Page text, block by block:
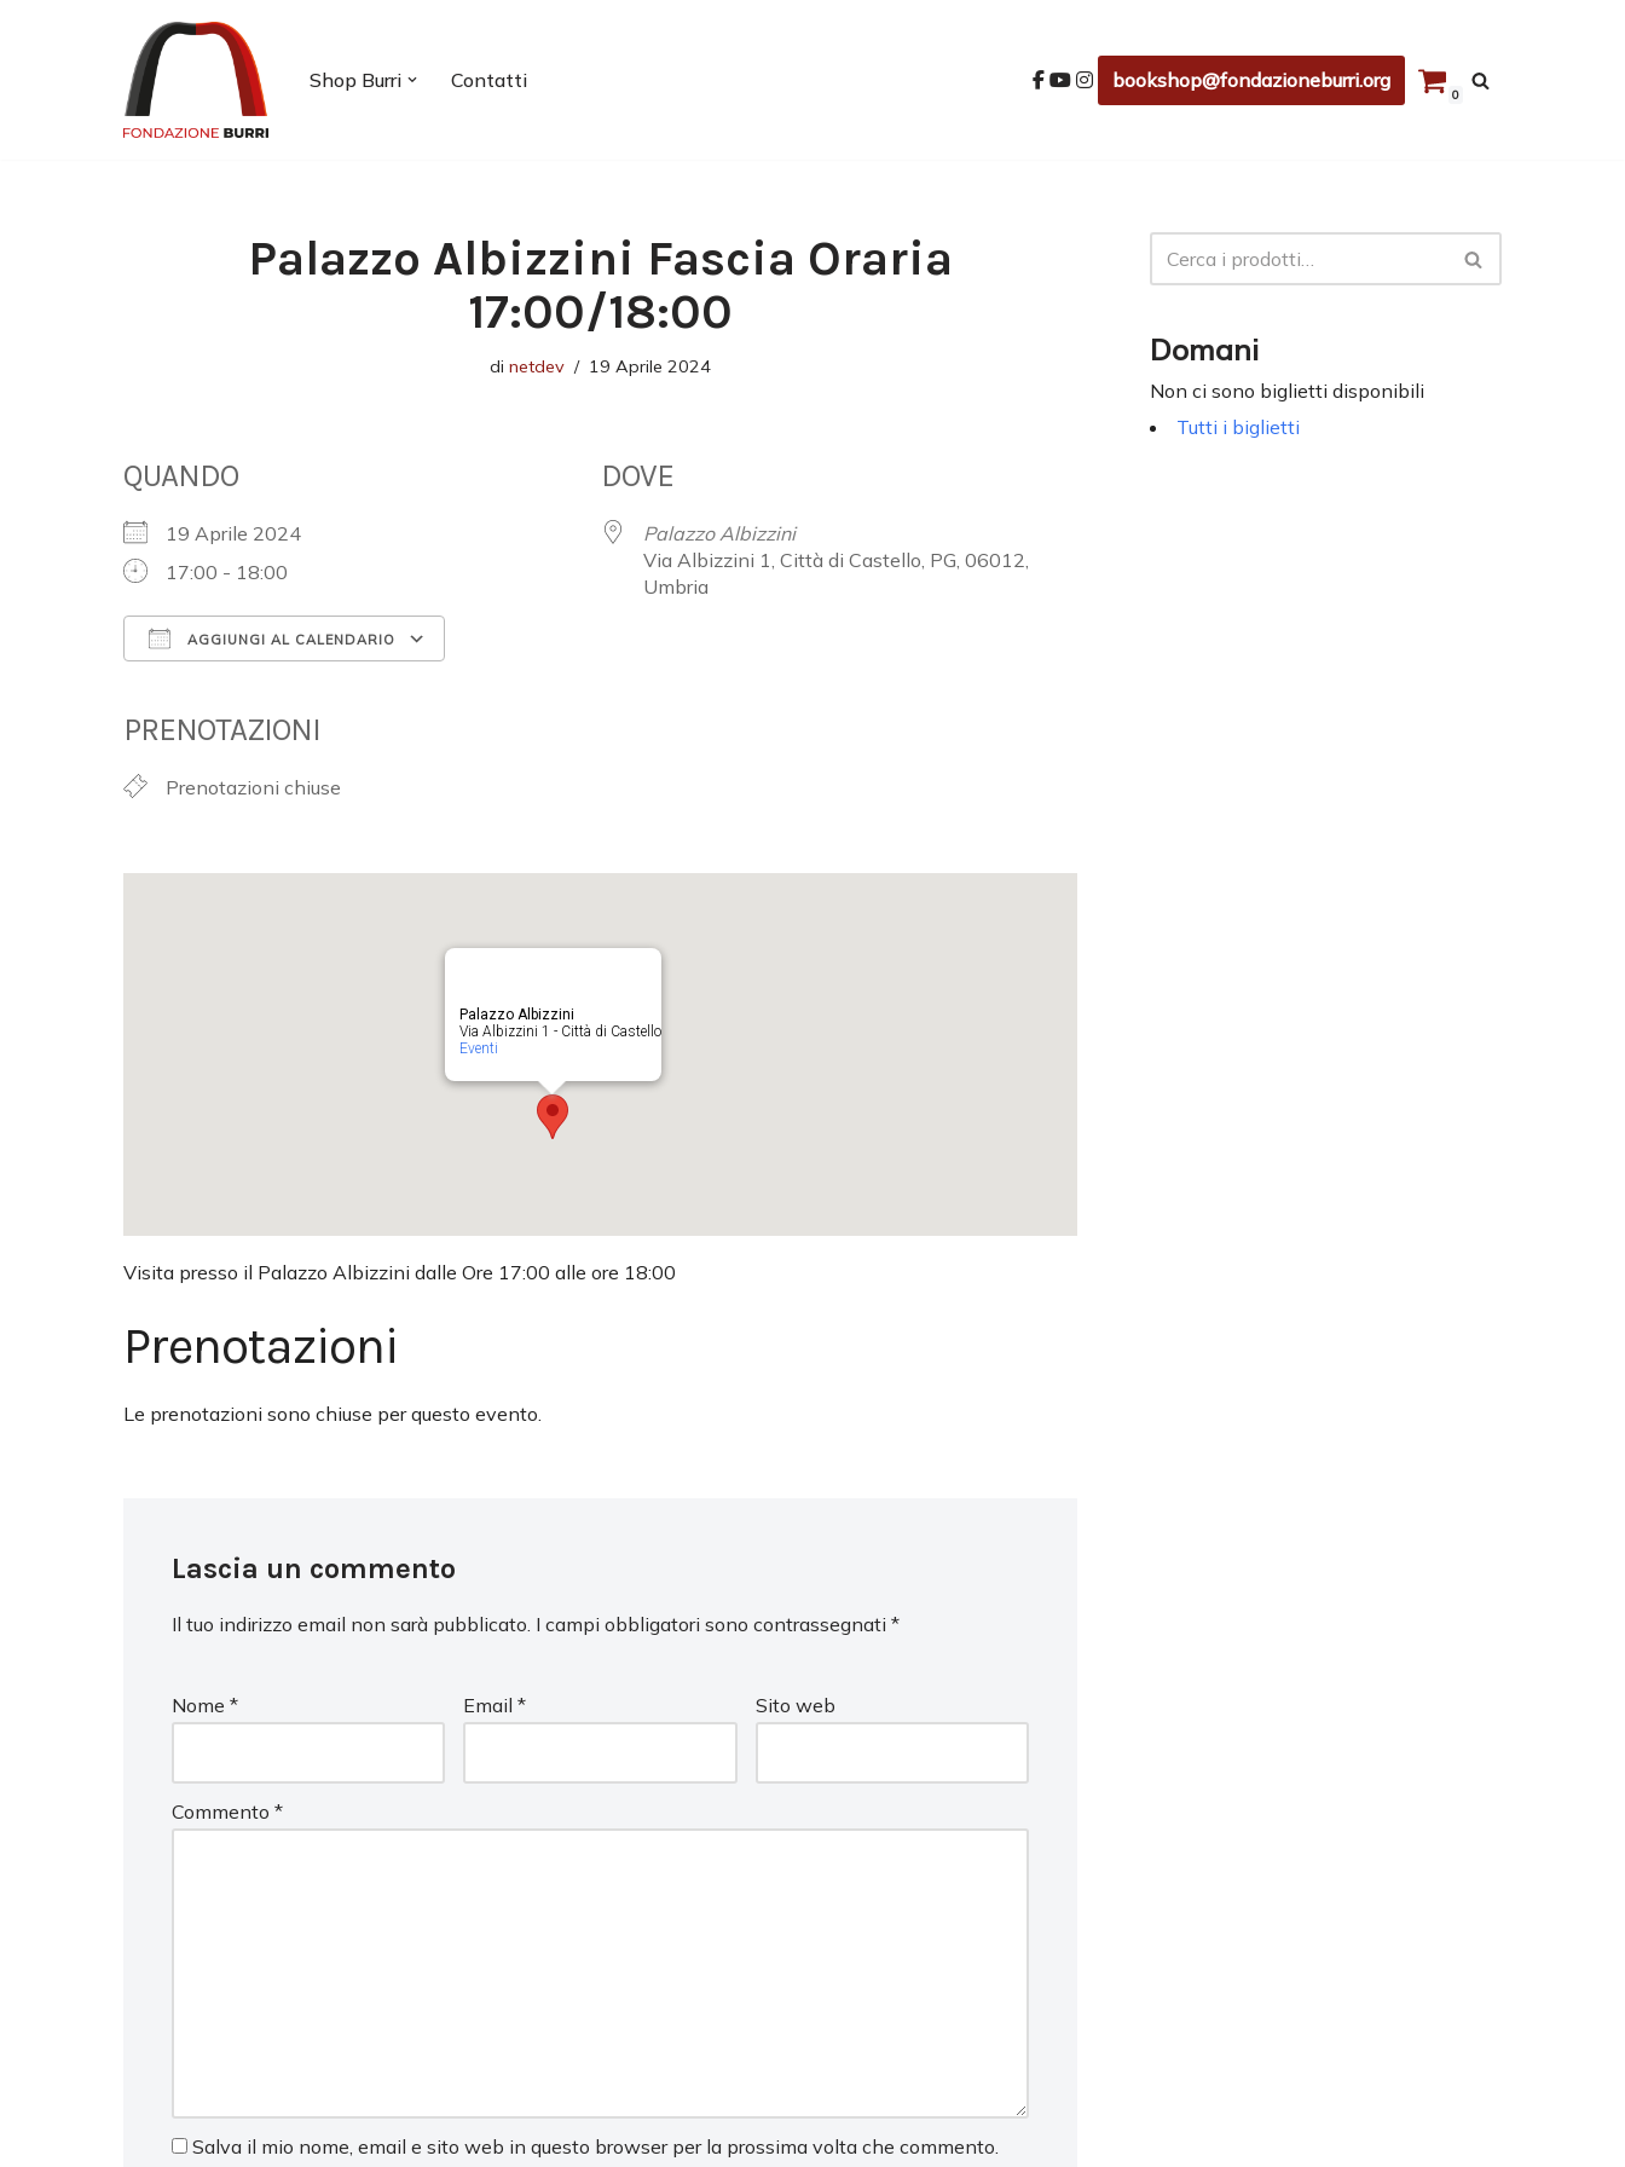
Shop Burri Contatti bookshop@fondazioneburri.org
0
Palazzo Albizzini Fascia Oraria
17:00/18:00
di netdev 19 Aprile 2024
QUANDO
19 Aprile 2024
17:00 - 18:00
AGGIUNGI AL CALENDARIO
PRENOTAZIONI
Prenotazioni chiuse
DOVE
Palazzo Albizzini
Via Albizzini 1, Città di Castello, PG, 06012,
Umbria
Palazzo Albizzini
Via Albizzini 1 - Città di Castello
Eventi
Visita presso il Palazzo Albizzini dalle Ore 17:00 alle ore 18:00
Prenotazioni
Le prenotazioni sono chiuse per questo evento.
Lascia un commento
Il tuo indirizzo email non sarà pubblicato. I campi obbligatori sono contrassegnati *
Nome * Email* Sito web
Commento *
Salva il mio nome, email e sito web in questo browser per la prossima volta che commento.
Domani
Non ci sono biglietti disponibili
Tutti i biglietti